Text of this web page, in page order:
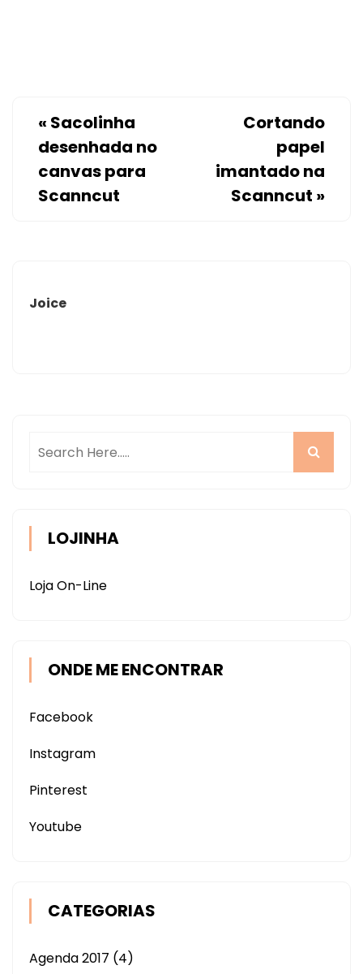
« Sacolinha
desenhada no
canvas para
Scanncut
Cortando
papel
imantado na
Scanncut »
Joice
LOJINHA
Loja On-Line
ONDE ME ENCONTRAR
Facebook
Instagram
Pinterest
Youtube
CATEGORIAS
Agenda 2017 (4)